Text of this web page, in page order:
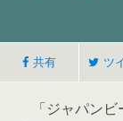
共有 ツ
「ジャパンビ